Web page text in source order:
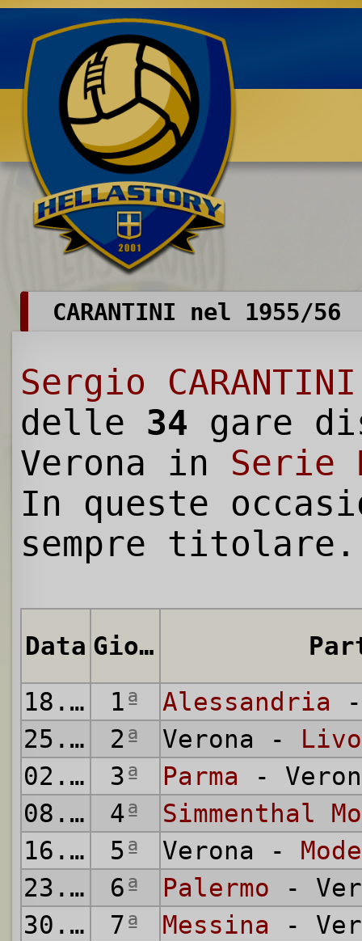
Benvenuti su HELLASTORY.net
CARANTINI nel 1955/56
Sergio CARANTINI
delle 34 gare
Verona in Serie
In queste
sempre titolare.
Data Giornata
18.09.1955
1ª Alessandria -
25.09.1955
2ª Verona -
02.10.1955
3ª Parma -
08.10.1955
4ª
Simmenthal
16.10.1955
5ª Verona -
23.10.1955
6ª Palermo -
30.10.1955
7ª Messina -